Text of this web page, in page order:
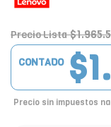
Precio Lista
CONTADO
Precio sin impuestos